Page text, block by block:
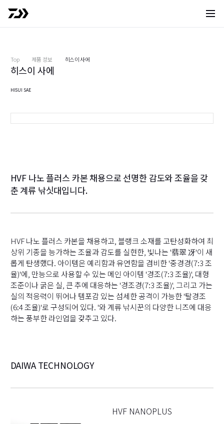
사이
Top 제품 정보 히스이 사에
히스이 사에
HISUI SAE
HVF 나노 플러스 카본 채용으로 선명한 감도와 조율을 갖
춘 계류 낚싯대입니다.
HVF 나노 플러스 카본을 채용하고, 블랭크 소재를 고탄성화하여 최
상위 기종을 능가하는 조율과 감도를 실현한, 빛나는 '翡翠 冴'이 새
롭게 탄생했다. 아이템은 예리함과 유연함을 겸비한 '중경경(7:3 조
율)'에, 만능으로 사용할 수 있는 메인 아이템 '경조(7:3 조율)', 대형
조준이나 굵은 실, 큰 추에 대응하는 '경조경(7:3 조율)', 그리고 가는
실의 적응력이 뛰어나 템포감 있는 섬세한 공격이 가능한 '탈경조
(6:4 조율)'로 구성되어 있다. '와 계류 낚시꾼의 다양한 니즈에 대응
하는 풍부한 라인업을 갖추고 있다.
DAIWA TECHNOLOGY
HVF NANOPLUS